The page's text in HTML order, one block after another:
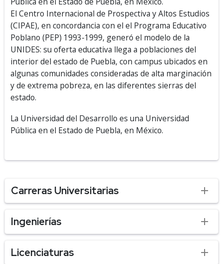
El Centro Internacional de Prospectiva y Altos Estudios
(CIPAE), en concordancia con el el Programa Educativo
Poblano (PEP) 1993-1999, generó el modelo de la
UNIDES: su oferta educativa llega a poblaciones del
interior del estado de Puebla, con campus ubicados en
algunas comunidades consideradas de alta marginación
y de extrema pobreza, en las diferentes sierras del
estado.
La Universidad del Desarrollo es una Universidad
Pública en el Estado de Puebla, en México.
Carreras Universitarias
Ingenierías
Licenciaturas